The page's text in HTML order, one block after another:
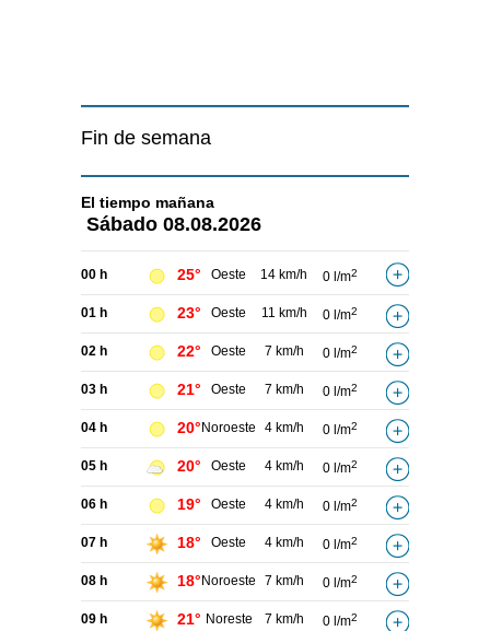
Fin de semana
El tiempo mañana
Sábado 08.08.2026
00 h 25° Oeste 14 km/h 0 l/m2
01 h 23° Oeste 11 km/h 0 l/m2
02 h 22° Oeste 7 km/h 0 l/m2
03 h 21° Oeste 7 km/h 0 l/m2
04 h 20° Noroeste 4 km/h 0 l/m2
05 h 20° Oeste 4 km/h 0 l/m2
06 h 19° Oeste 4 km/h 0 l/m2
07 h 18° Oeste 4 km/h 0 l/m2
08 h 18° Noroeste 7 km/h 0 l/m2
09 h 21° Noreste 7 km/h 0 l/m2